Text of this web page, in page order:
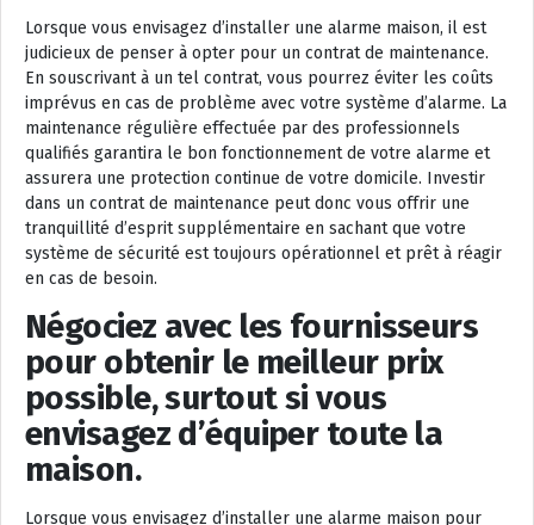
Lorsque vous envisagez d’installer une alarme maison, il est
judicieux de penser à opter pour un contrat de maintenance.
En souscrivant à un tel contrat, vous pourrez éviter les coûts
imprévus en cas de problème avec votre système d’alarme. La
maintenance régulière effectuée par des professionnels
qualifiés garantira le bon fonctionnement de votre alarme et
assurera une protection continue de votre domicile. Investir
dans un contrat de maintenance peut donc vous offrir une
tranquillité d’esprit supplémentaire en sachant que votre
système de sécurité est toujours opérationnel et prêt à réagir
en cas de besoin.
Négociez avec les fournisseurs
pour obtenir le meilleur prix
possible, surtout si vous
envisagez d’équiper toute la
maison.
Lorsque vous envisagez d’installer une alarme maison pour